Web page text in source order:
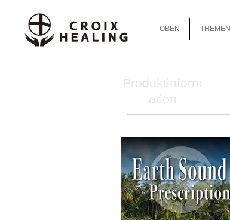
OBEN THEMEN
Produktinform
ation